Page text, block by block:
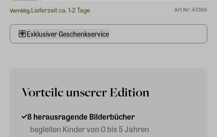
Vorrätig.Lieferzeit ca. 1-2 Tage Art.Nr.: 47086
Exklusiver Geschenkservice
Vorteile unserer Edition
8 herausragende Bilderbücher
begleiten Kinder von 0 bis 5 Jahren